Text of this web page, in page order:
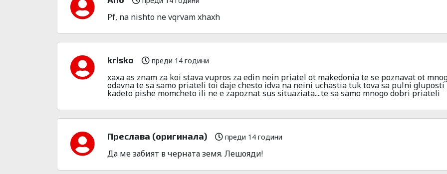
Pf, na nishto ne vqrvam xhaxh
krisko преди 14 години
xaxa as znam za koi stava vupros za edin nein priatel ot makedonia te se poznavat ot
odavna te sa samo priateli toi daje chesto idva na neini uchastia tuk tova sa pulni gluposti
kadeto pishe momcheto ili ne e zapoznat sus situaziata....te sa samo mnogo dobri priateli
Преслава (оригинала) преди 14 години
Да ме забият в черната земя. Лешояди!